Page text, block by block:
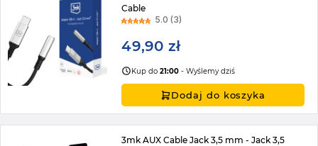
Cable
5.0 (3)
49,90 zł
Kup do21:00 - Wyślemy dziś
Dodaj do koszyka
3mk AUX Cable Jack 3,5 mm - Jack 3,5